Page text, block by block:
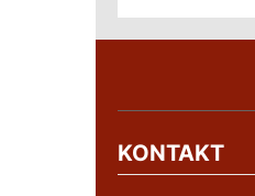
KONTAKT